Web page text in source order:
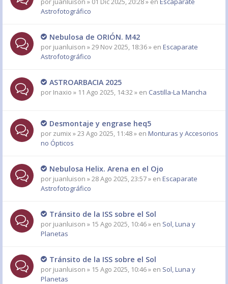
Astrofotográfico
Nebulosa de ORIÓN. M42
por juanluison » 29 Nov 2025, 18:36 » en Escaparate
Astrofotográfico
ASTROARBACIA 2025
por Inaxio » 11 Ago 2025, 14:32 » en Castilla-La Mancha
Desmontaje y engrase heq5
por zumix» 23 Ago 2025, 11:48 » en Monturas y Accesorios
no Ópticos
Nebulosa Helix. Arena en el Ojo
por juanluison » 28 Ago 2025, 23:57 » en Escaparate
Astrofotográfico
Tránsito de la ISS sobre el Sol
por juanluison » 15 Ago 2025, 10:46 » en Sol, Luna y
Planetas
Tránsito de la ISS sobre el Sol
por juanluison » 15 Ago 2025, 10:46 » en Sol, Luna y
Planetas